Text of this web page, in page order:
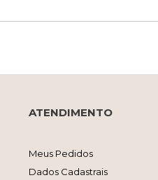
ATENDIMENTO
Meus Pedidos
Dados Cadastrais